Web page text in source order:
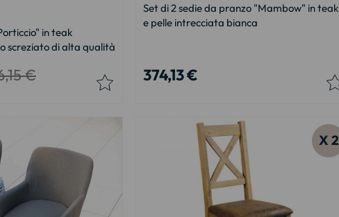
in teak
screziato di alta qualità
€
Set di 2 sedie da pranzo "Mambow" in teak
e pelle intrecciata bianca
374,13 €
X 2